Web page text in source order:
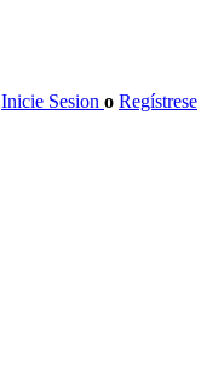
Inicie Sesion o Regístrese